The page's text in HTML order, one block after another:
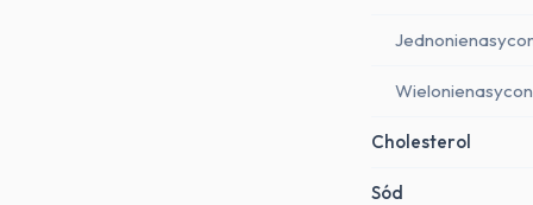
Cholesterol
Sód